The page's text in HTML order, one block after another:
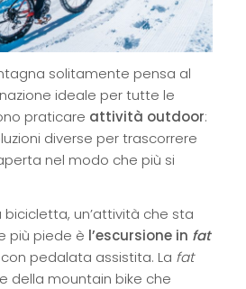
solitamente pensa al
ideale per tutte le
praticare attività outdoor:
diverse per trascorrere
nel modo che più si
bicicletta, un’attività che sta
più piede è l’escursione in fat
pedalata assistita. La fat
della mountain bike che